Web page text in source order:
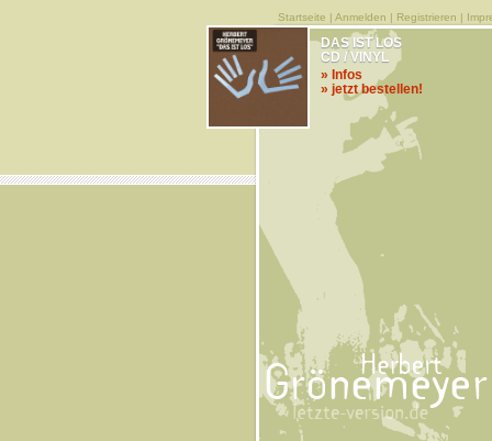
Startseite | Anmelden | Registrieren |
DAS IST LOS
CD / VINYL
» Infos
» jetzt bestellen!